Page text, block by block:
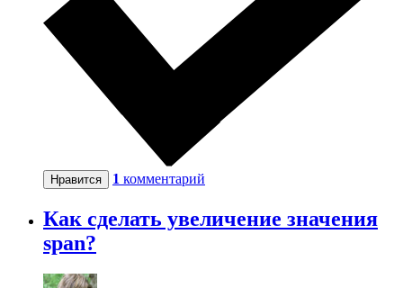
Нравится 1 комментарий
Как сделать увеличение значения
span?